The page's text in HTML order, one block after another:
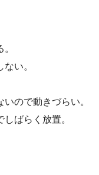
い。
ので動きづらい。
ばらく放置。